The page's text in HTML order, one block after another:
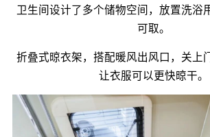
卫生间设计了多个储物空间，放置洗浴
可取。
折叠式晾衣架，搭配暖风出风口，关上
让衣服可以更快晾干。